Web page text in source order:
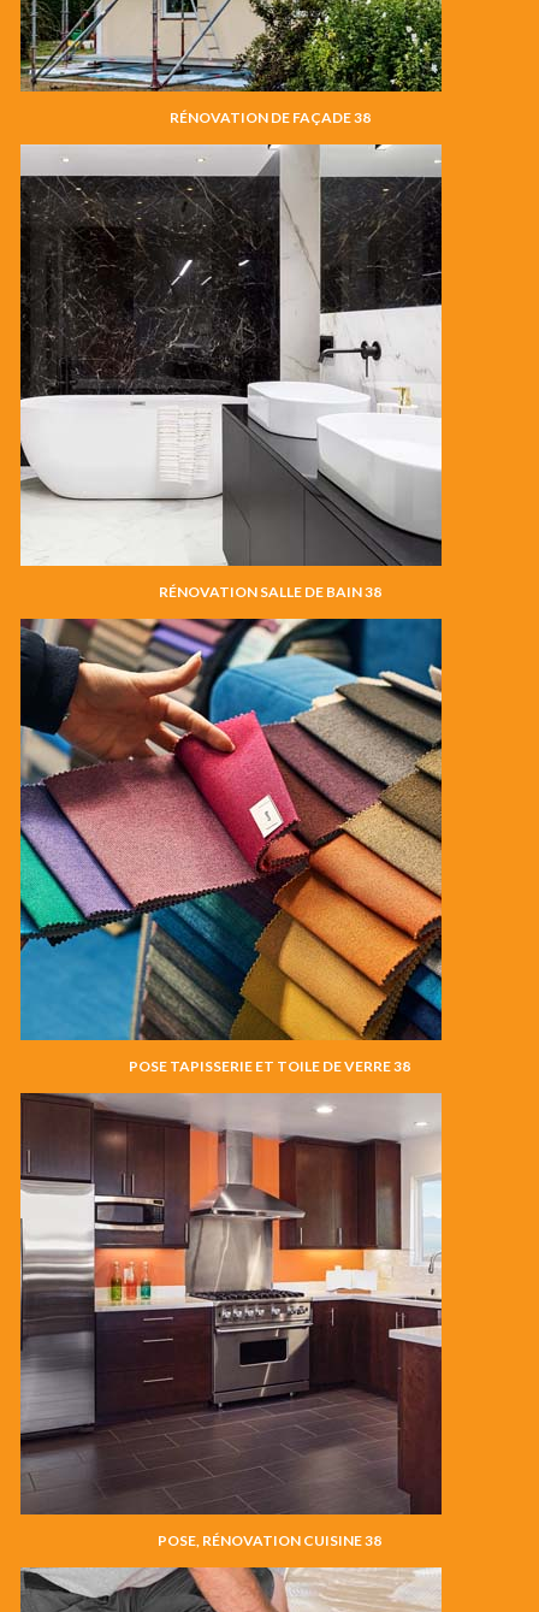
RÉNOVATION DE FAÇADE 38
RÉNOVATION SALLE DE BAIN 38
POSE TAPISSERIE ET TOILE DE VERRE 38
POSE, RÉNOVATION CUISINE 38